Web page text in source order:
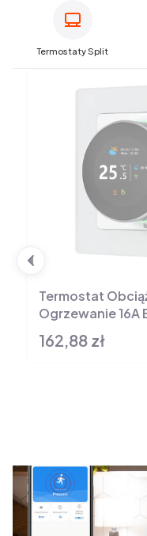
Termostaty Split
Termostat
Ogrzewanie 16A
Cena
162,88 zł